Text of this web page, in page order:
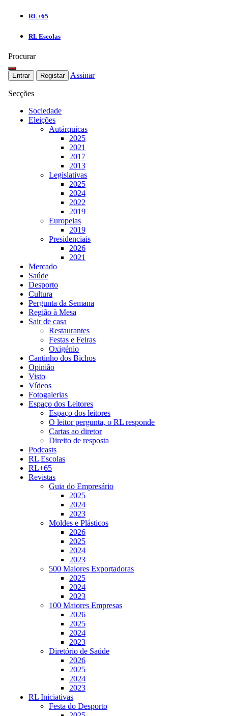
RL+65
RL Escolas
Procurar
Entrar Registar Assinar
Secções
Sociedade
Eleições
Autárquicas
2025
2021
2017
2013
Legislativas
2025
2024
2022
2019
Europeias
2019
Presidenciais
2026
2021
Mercado
Saúde
Desporto
Cultura
Pergunta da Semana
Região à Mesa
Sair de casa
Restaurantes
Festas e Feiras
Oxigénio
Cantinho dos Bichos
Opinião
Visto
Vídeos
Fotogalerias
Espaço dos Leitores
Espaço dos leitores
O leitor pergunta, o RL responde
Cartas ao diretor
Direito de resposta
Podcasts
RL Escolas
RL+65
Revistas
Guia do Empresário
2025
2024
2023
Moldes e Plásticos
2026
2025
2024
2023
500 Maiores Exportadoras
2025
2024
2023
100 Maiores Empresas
2026
2025
2024
2023
Diretório de Saúde
2026
2025
2024
2023
RL Iniciativas
Festa do Desporto